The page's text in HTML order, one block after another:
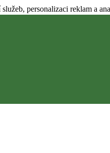
personalizaci reklam a